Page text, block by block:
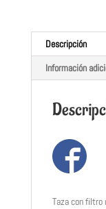
naranja
cantidad
Descripción
Información
Taza con filtro